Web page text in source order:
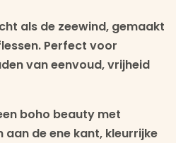
als de zeewind, gemaakt
Perfect voor
van eenvoud, vrijheid
boho beauty met
de ene kant, kleurrijke